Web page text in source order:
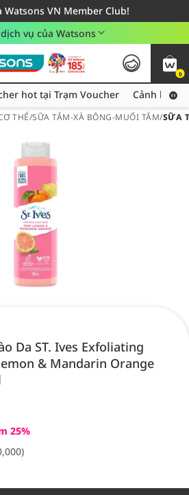
Watsons VN Member Club!
hàng cho đơn hàng từ 249,000Đ
- Áp dụng khu vực TP. Hồ Chí Minh
vụ của Watsons
0
Thu thập thêm voucher hot tại Trạm Voucher
hot tại Trạm Voucher Cảnh báo
THỂ/SỮA TẮM-XÀ BÔNG-MUỐI TẮM/SỮA
Da ST. Ives Exfoliating
& Mandarin Orange
25%